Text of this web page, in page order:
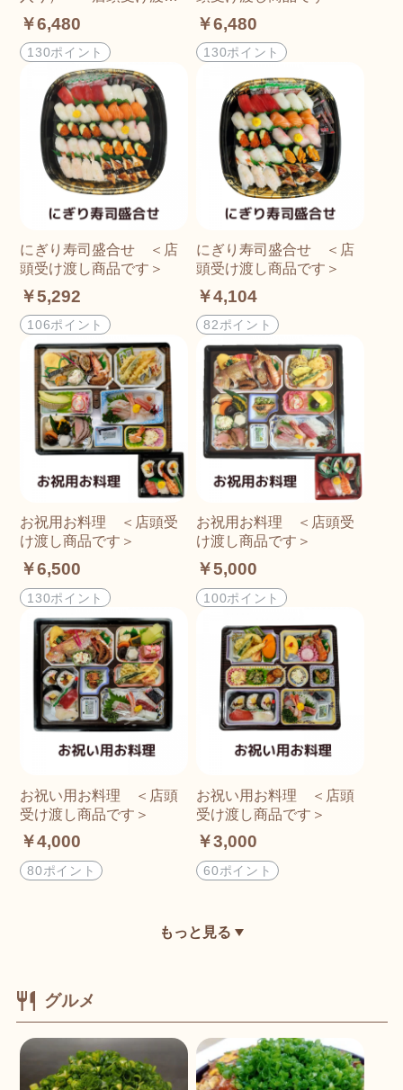
商品です＞
￥6,480
130ポイント
￥6,480
130ポイント
にぎり寿司盛合せ ＜店
頭受け渡し商品です＞
￥5,292
106ポイント
にぎり寿司盛合せ ＜店
頭受け渡し商品です＞
￥4,104
82ポイント
お祝用お料理 ＜店頭受
け渡し商品です＞
￥6,500
130ポイント
お祝用お料理 ＜店頭受
け渡し商品です＞
￥5,000
100ポイント
お祝い用お料理 ＜店頭
受け渡し商品です＞
￥4,000
80ポイント
お祝い用お料理 ＜店頭
受け渡し商品です＞
￥3,000
60ポイント
もっと見る
グルメ